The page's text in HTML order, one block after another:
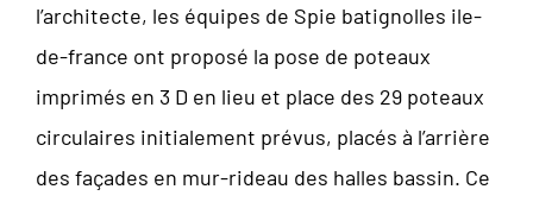
l’architecte, les équipes de Spie batignolles ile-
de-france ont proposé la pose de poteaux
imprimés en 3 D en lieu et place des 29 poteaux
circulaires initialement prévus, placés à l’arrière
des façades en mur-rideau des halles bassin. Ce